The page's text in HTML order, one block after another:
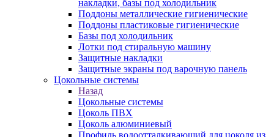
накладки, базы под холодильник
Поддоны металлические гигиенические
Поддоны пластиковые гигиенические
Базы под холодильник
Лотки под стиральную машину
Защитные накладки
Защитные экраны под варочную панель
Цокольные системы
Назад
Цокольные системы
Цоколь ПВХ
Цоколь алюминиевый
Профиль водоотталкивающий для цоколя из